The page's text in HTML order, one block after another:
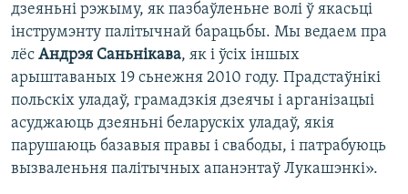
дзеяньні рэжыму, як пазбаўленьне волі ў якасьці
інструмэнту палітычнай барацьбы. Мы ведаем пра
лёс Андрэя Саньнікава, як і ўсіх іншых
арыштаваных 19 сьнежня 2010 году. Прадстаўнікі
польскіх уладаў, грамадзкія дзеячы і арганізацыі
асуджаюць дзеяньні беларускіх уладаў, якія
парушаюць базавыя правы і свабоды, і патрабуюць
вызваленьня палітычных апанэнтаў Лукашэнкі».